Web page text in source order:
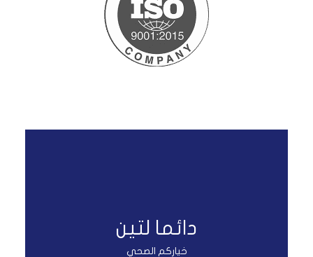
دائما لتين
خياركم الصحي